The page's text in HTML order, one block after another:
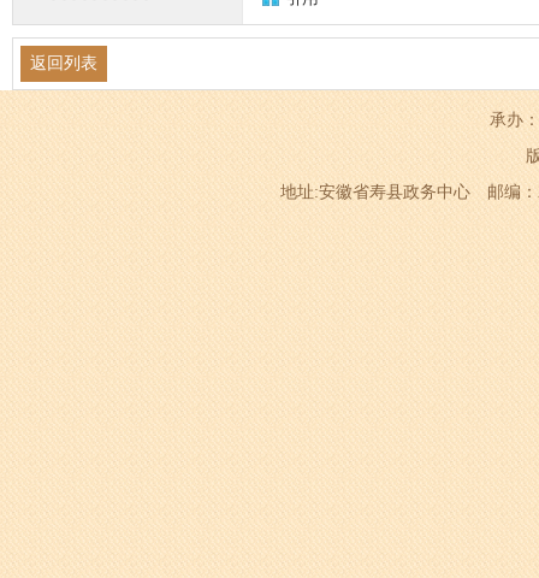
返回列表
承办
地址:安徽省寿县政务中心 邮编：